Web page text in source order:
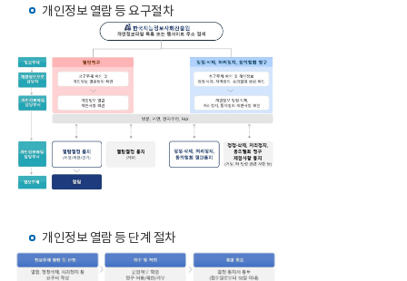
개인정보 열람 등 요구절차
개인정보 열람 등 단계 절차